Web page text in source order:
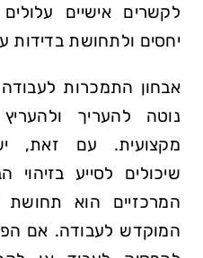
לקשרים אישיים
יחסים ולתחושת בדידות
אבחון התמכרות
נוטה להעריך
מקצועית. עם זאת,
שיכולים לסייע בזיהוי
המרכזיים הוא
המוקדש לעבודה. אם